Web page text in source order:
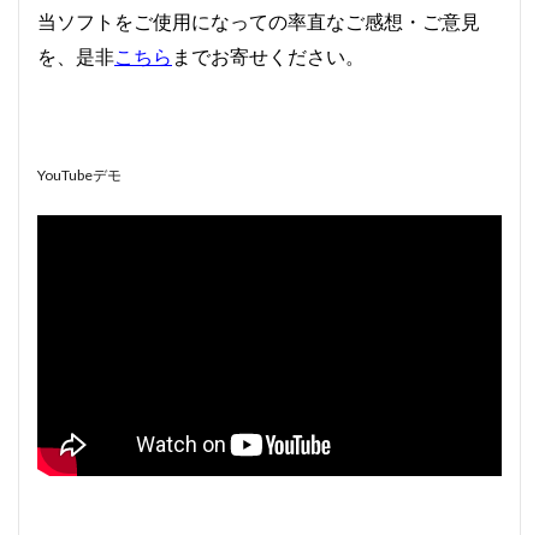
当ソフトをご使用になっての率直なご感想・ご意見
を、是非こちら までお寄せください。
YouTubeデモ